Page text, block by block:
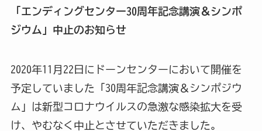
「エンディングセンター30周年記念講演＆シンポ
ジウム」中止のお知らせ
2020年11月22日にドーンセンターにおいて開催を
予定していました「30周年記念講演＆シンポジウ
ム」は新型コロナウイルスの急激な感染拡大を受
け、やむなく中止とさせていただきました。